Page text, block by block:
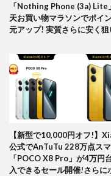
「Nothing Phone (3a) Lite
天お買い物マラソンでポイ
元アップ! 実質さらに安く狙
【新型で10,000円オフ!】
公式でAnTuTu 228万点ス
「POCO X8 Pro」が4万円
入できるセール開催!さらに